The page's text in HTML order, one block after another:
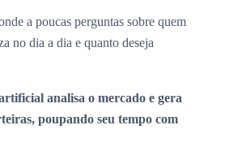
a poucas perguntas sobre quem
no dia a dia e quanto deseja
analisa o mercado e gera
poupando seu tempo com